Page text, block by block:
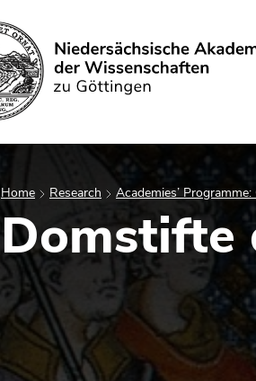
Search
Home Research Academies’
Domstifte